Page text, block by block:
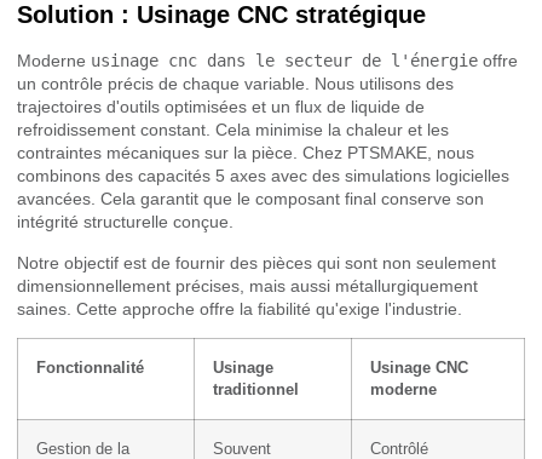
Solution : Usinage CNC stratégique
Moderne usinage cnc dans le secteur de l'énergie offre
un contrôle précis de chaque variable. Nous utilisons des
trajectoires d'outils optimisées et un flux de liquide de
refroidissement constant. Cela minimise la chaleur et les
contraintes mécaniques sur la pièce. Chez PTSMAKE, nous
combinons des capacités 5 axes avec des simulations logicielles
avancées. Cela garantit que le composant final conserve son
intégrité structurelle conçue.
Notre objectif est de fournir des pièces qui sont non seulement
dimensionnellement précises, mais aussi métallurgiquement
saines. Cette approche offre la fiabilité qu'exige l'industrie.
Fonctionnalité
Usinage
traditionnel
Usinage CNC
moderne
Gestion de la
Souvent
Contrôlé